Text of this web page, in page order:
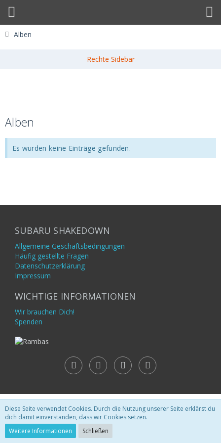
Alben
Alben
Es wurden keine Einträge gefunden.
SUBARU SHAKEDOWN
Allgemeine Geschäftsbedingungen
Häufig gestellte Fragen
Datenschutzerklärung
Impressum
WICHTIGE INFORMATIONEN
Wir brauchen Dich!
Spenden
Community-Software:WoltLab Suite™
Diese Seite verwendet Cookies. Durch die Nutzung unserer Seite erklärst du
dich damit einverstanden, dass wir Cookies setzen.
Weitere Informationen
Schließen